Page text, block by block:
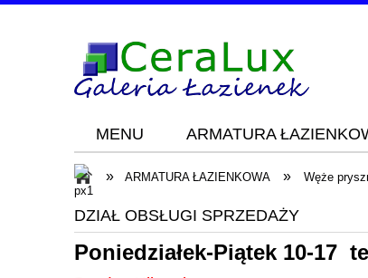
MENU ARMATURA
Blog KONTAKT
» ARMATURA ŁAZIENKOWA » Węże
DZIAŁ OBSŁUGI SPRZEDAŻY
Poniedziałek-Piątek 10-17